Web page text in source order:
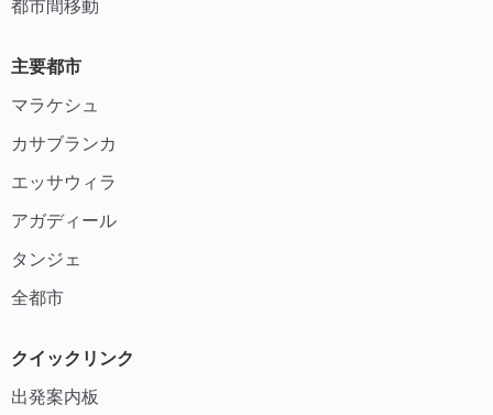
都市間移動
主要都市
マラケシュ
カサブランカ
エッサウィラ
アガディール
タンジェ
全都市
クイックリンク
出発案内板